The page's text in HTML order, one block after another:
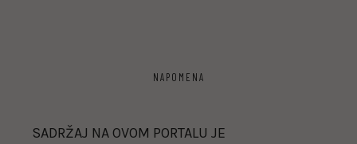
NAPOMENA
SADRŽAJ NA OVOM PORTALU JE